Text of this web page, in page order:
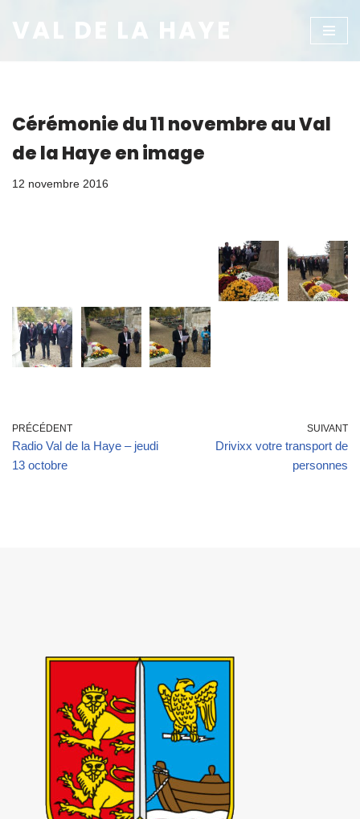
Aller
VAL DE LA HAYE
Cérémonie du 11 novembre au Val
de la Haye en image
12 novembre 2016
PRÉCÉDENT
Radio Val de la Haye – jeudi
13 octobre
SUIVANT
Drivixx votre transport de
personnes